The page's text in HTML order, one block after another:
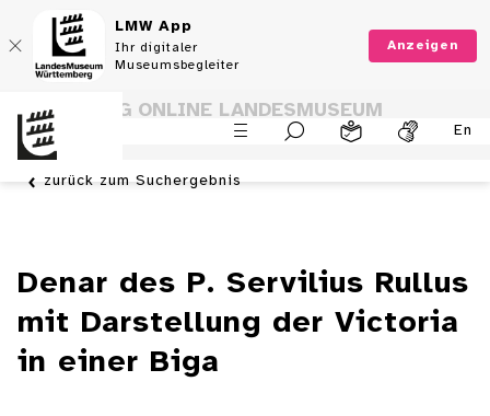
LMW App
Ihr digitaler
Museumsbegleiter
Anzeigen
En
SAMMLUNG ONLINE LANDESMUSEUM
WÜRTTEMBERG
zurück zum Suchergebnis
Denar des P. Servilius Rullus
mit Darstellung der Victoria
in einer Biga